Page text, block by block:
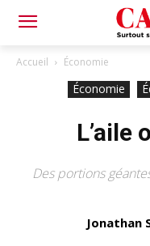
Accueil Économie
Économie
L’aile
Des portions
Jonathan